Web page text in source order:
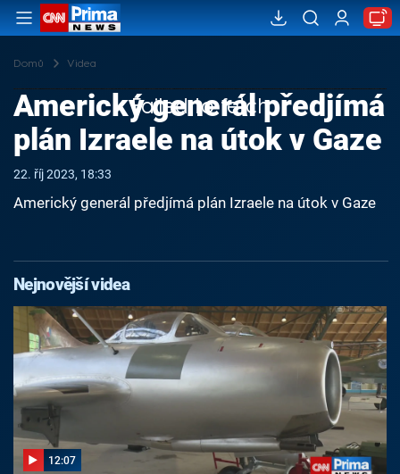
Domů Videa
Failed to fetch
Americký generál předjímá
plán Izraele na útok v Gaze
22. říj 2023, 18:33
Americký generál předjímá plán Izraele na útok v Gaze
Nejnovější videa
12:07